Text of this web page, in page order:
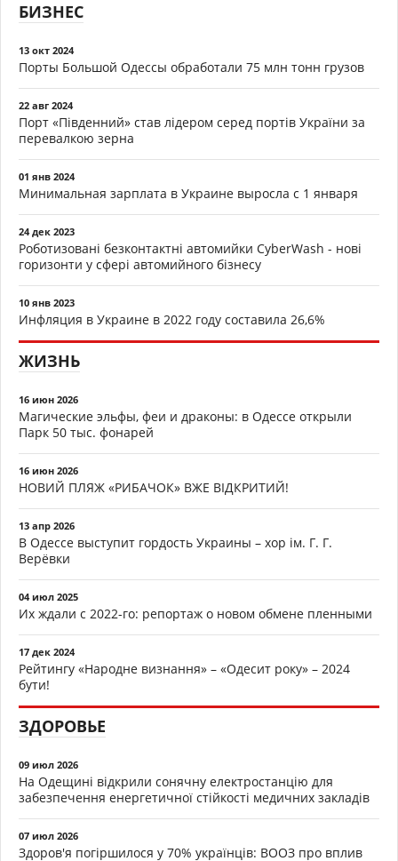
БИЗНЕС
13 окт 2024
Порты Большой Одессы обработали 75 млн тонн грузов
22 авг 2024
Порт «Південний» став лідером серед портів України за
перевалкою зерна
01 янв 2024
Минимальная зарплата в Украине выросла с 1 января
24 дек 2023
Роботизовані безконтактні автомийки CyberWash - нові
горизонти у сфері автомийного бізнесу
10 янв 2023
Инфляция в Украине в 2022 году составила 26,6%
ЖИЗНЬ
16 июн 2026
Магические эльфы, феи и драконы: в Одессе открыли
Парк 50 тыс. фонарей
16 июн 2026
НОВИЙ ПЛЯЖ «РИБАЧОК» ВЖЕ ВІДКРИТИЙ!
13 апр 2026
В Одессе выступит гордость Украины – хор ім. Г. Г.
Верёвки
04 июл 2025
Их ждали с 2022-го: репортаж о новом обмене пленными
17 дек 2024
Рейтингу «Народне визнання» – «Одесит року» – 2024
бути!
ЗДОРОВЬЕ
09 июл 2026
На Одещині відкрили сонячну електростанцію для
забезпечення енергетичної стійкості медичних закладів
07 июл 2026
Здоров'я погіршилося у 70% українців: ВООЗ про вплив